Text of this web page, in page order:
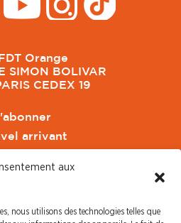
aux
nous utilisons des technologies telles que
Orange
SIMON BOLIVAR
CEDEX 19
arrivant
Cadres